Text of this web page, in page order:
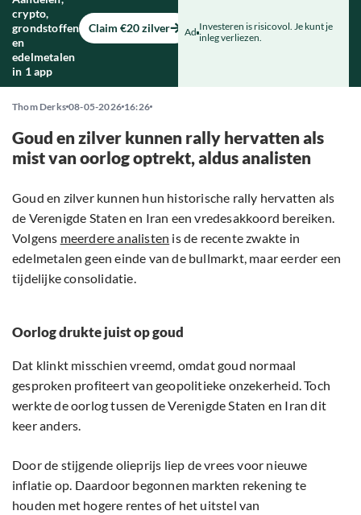
crypto,
grondstoffen
en
edelmetalen
in 1 app
Claim €20 zilver Ad Investeren is risicovol. Je kunt je
inleg verliezen.
Thom Derks 08-05-2026 16:26
Goud en zilver kunnen rally hervatten als
mist van oorlog optrekt, aldus analisten
Goud en zilver kunnen hun historische rally hervatten als
de Verenigde Staten en Iran een vredesakkoord bereiken.
Volgens meerdere analisten is de recente zwakte in
edelmetalen geen einde van de bullmarkt, maar eerder een
tijdelijke consolidatie.
Oorlog drukte juist op goud
Dat klinkt misschien vreemd, omdat goud normaal
gesproken profiteert van geopolitieke onzekerheid. Toch
werkte de oorlog tussen de Verenigde Staten en Iran dit
keer anders.
Door de stijgende olieprijs liep de vrees voor nieuwe
inflatie op. Daardoor begonnen markten rekening te
houden met hogere rentes of het uitstel van